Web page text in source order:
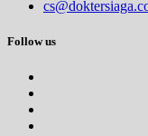
Follow us